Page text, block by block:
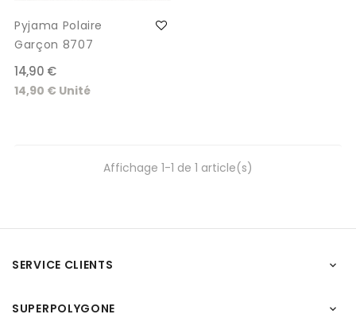
Pyjama Polaire
Garçon 8707
14,90 €
14,90 € Unité
Affichage 1-1 de 1 article(s)
SERVICE CLIENTS 
SUPERPOLYGONE 